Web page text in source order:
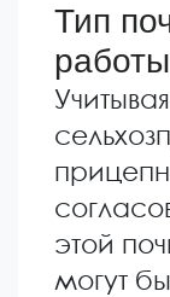
Тип
работы
этой
могут